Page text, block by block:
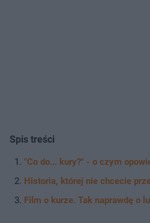
Spis treści
"Co do... kury?" - o czym
Historia, której nie chcecie
Film o kurze. Tak naprawdę o